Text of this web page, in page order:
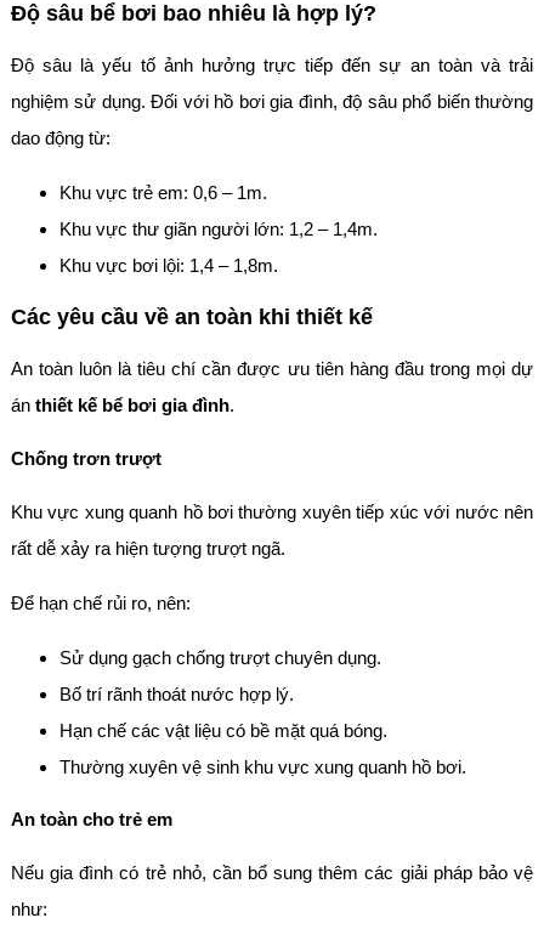
Độ sâu bể bơi bao nhiêu là hợp lý?
Độ sâu là yếu tố ảnh hưởng trực tiếp đến sự an toàn và trải
nghiệm sử dụng. Đối với hồ bơi gia đình, độ sâu phổ biến thường
dao động từ:
Khu vực trẻ em: 0,6 – 1m.
Khu vực thư giãn người lớn: 1,2 – 1,4m.
Khu vực bơi lội: 1,4 – 1,8m.
Các yêu cầu về an toàn khi thiết kế
An toàn luôn là tiêu chí cần được ưu tiên hàng đầu trong mọi dự
án thiết kế bể bơi gia đình.
Chống trơn trượt
Khu vực xung quanh hồ bơi thường xuyên tiếp xúc với nước nên
rất dễ xảy ra hiện tượng trượt ngã.
Để hạn chế rủi ro, nên:
Sử dụng gạch chống trượt chuyên dụng.
Bố trí rãnh thoát nước hợp lý.
Hạn chế các vật liệu có bề mặt quá bóng.
Thường xuyên vệ sinh khu vực xung quanh hồ bơi.
An toàn cho trẻ em
Nếu gia đình có trẻ nhỏ, cần bổ sung thêm các giải pháp bảo vệ
như: